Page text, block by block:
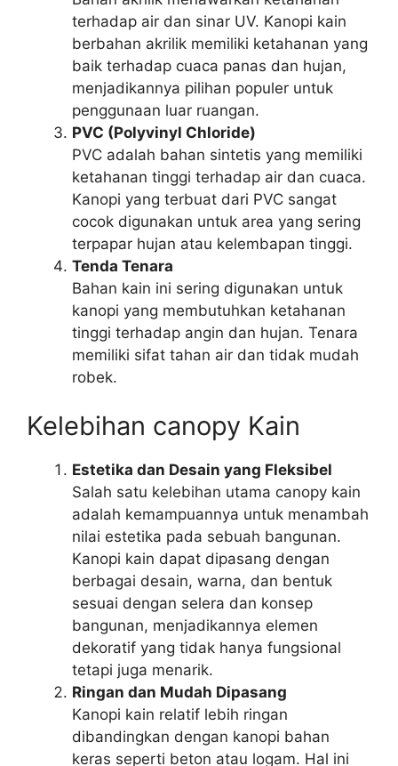
terhadap air dan sinar UV. Kanopi kain
berbahan akrilik memiliki ketahanan yang
baik terhadap cuaca panas dan hujan,
menjadikannya pilihan populer untuk
penggunaan luar ruangan.
PVC (Polyvinyl Chloride)
PVC adalah bahan sintetis yang memiliki
ketahanan tinggi terhadap air dan cuaca.
Kanopi yang terbuat dari PVC sangat
cocok digunakan untuk area yang sering
terpapar hujan atau kelembapan tinggi.
Tenda Tenara
Bahan kain ini sering digunakan untuk
kanopi yang membutuhkan ketahanan
tinggi terhadap angin dan hujan. Tenara
memiliki sifat tahan air dan tidak mudah
robek.
Kelebihan canopy Kain
Estetika dan Desain yang Fleksibel
Salah satu kelebihan utama canopy kain
adalah kemampuannya untuk menambah
nilai estetika pada sebuah bangunan.
Kanopi kain dapat dipasang dengan
berbagai desain, warna, dan bentuk
sesuai dengan selera dan konsep
bangunan, menjadikannya elemen
dekoratif yang tidak hanya fungsional
tetapi juga menarik.
Ringan dan Mudah Dipasang
Kanopi kain relatif lebih ringan
dibandingkan dengan kanopi bahan
keras seperti beton atau logam. Hal ini